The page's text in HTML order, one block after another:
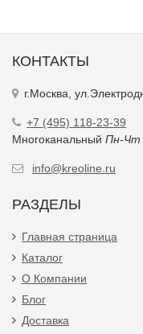
КОНТАКТЫ
г.Москва,
+7 (495) 118-23-39
Многоканальный Пн-Чт
info@kreoline.ru
РАЗДЕЛЫ
Главная страница
Каталог
О Компании
Блог
Доставка